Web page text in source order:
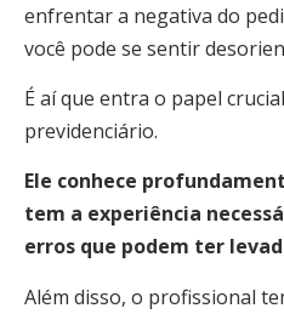
enfrentar a negativa do
você pode se sentir
É aí que entra o papel
previdenciário.
Ele conhece
tem a experiência
erros que podem ter
Além disso, o profissional